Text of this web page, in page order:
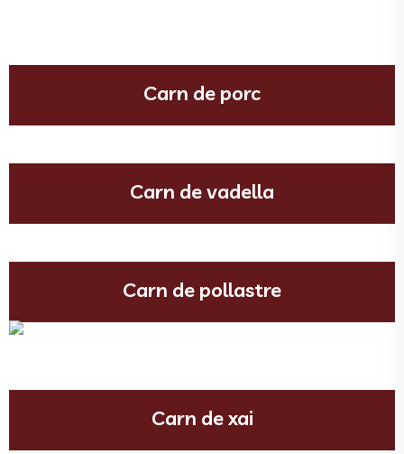
Carn de porc
Carn de vadella
Carn de pollastre
Carn de xai